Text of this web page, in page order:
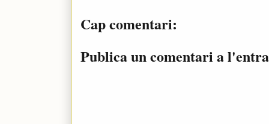
Cap comentari:
Publica un comentari a